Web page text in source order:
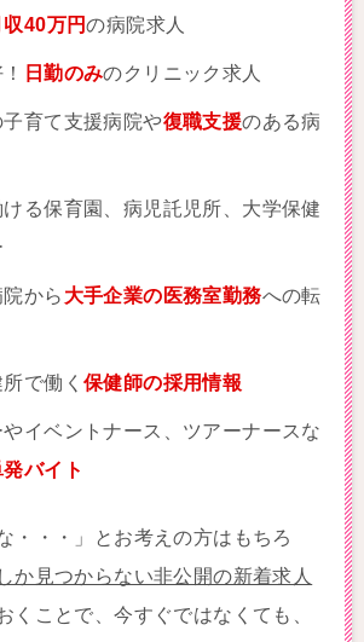
40万円の病院求人
日勤のみのクリニック求人
子育て支援病院や復職支援のある病
ける保育園、病児託児所、大学保健
から 大手企業の医務室勤務への転
で働く 保健師の採用情報
イベントナース、ツアーナースな
バイト
・・・」とお考えの方はもちろ
か見つからない非公開の新着求人
くことで、今すぐではなくても、